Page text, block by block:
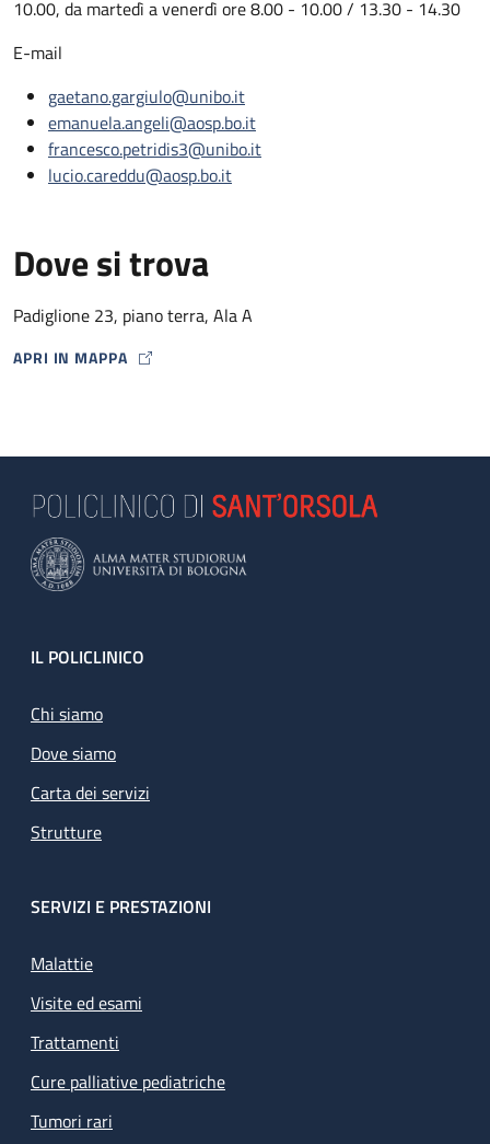
10.00, da martedì a venerdì ore 8.00 - 10.00 / 13.30 - 14.30
E-mail
gaetano.gargiulo@unibo.it
emanuela.angeli@aosp.bo.it
francesco.petridis3@unibo.it
lucio.careddu@aosp.bo.it
Dove si trova
Padiglione 23, piano terra, Ala A
APRI IN MAPPA
MAP ICON
Footer
IL POLICLINICO
Chi siamo
Dove siamo
Carta dei servizi
Strutture
SERVIZI E PRESTAZIONI
Malattie
Visite ed esami
Trattamenti
Cure palliative pediatriche
Tumori rari